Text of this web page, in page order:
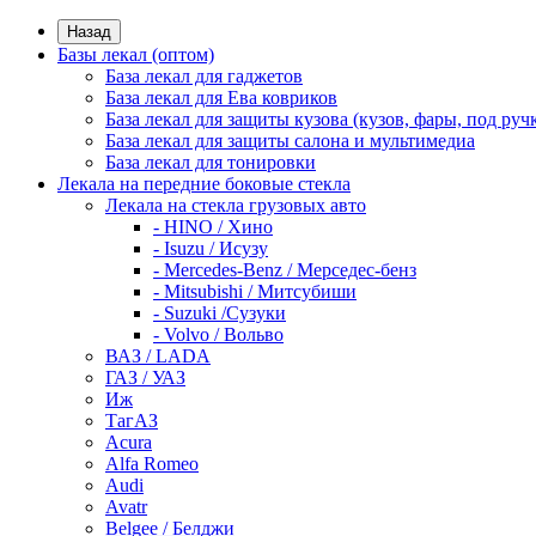
Назад
Базы лекал (оптом)
База лекал для гаджетов
База лекал для Ева ковриков
База лекал для защиты кузова (кузов, фары, под
База лекал для защиты салона и мультимедиа
База лекал для тонировки
Лекала на передние боковые стекла
Лекала на стекла грузовых авто
- HINO / Хино
- Isuzu / Исузу
- Mercedes-Benz / Мерседес-бенз
- Mitsubishi / Митсубиши
- Suzuki /Сузуки
- Volvo / Вольво
ВАЗ / LADA
ГАЗ / УАЗ
Иж
ТагАЗ
Acura
Alfa Romeo
Audi
Avatr
Belgee / Белджи